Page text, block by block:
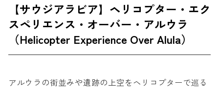
【サウジアラビア】ヘリコプター・エク
スペリエンス・オーバー・アルウラ
（Helicopter Experience Over Alula）
アルウラの街並みや遺跡の上空をヘリコプターで巡る